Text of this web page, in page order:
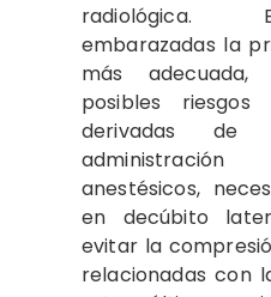
radiológica.
embarazadas la
más
posibles riesgos
derivadas de
anestésicos,
en decúbito
evitar la
relacionadas con